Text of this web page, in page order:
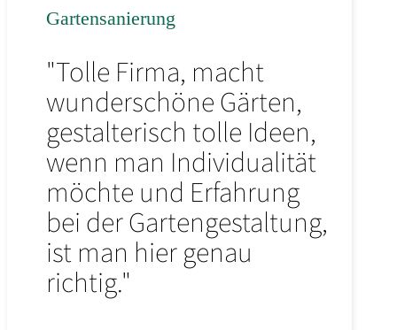
Gartensanierung
"Tolle Firma, macht
wunderschöne Gärten,
gestalterisch tolle Ideen,
wenn man Individualität
möchte und Erfahrung
bei der Gartengestaltung,
ist man hier genau
richtig."